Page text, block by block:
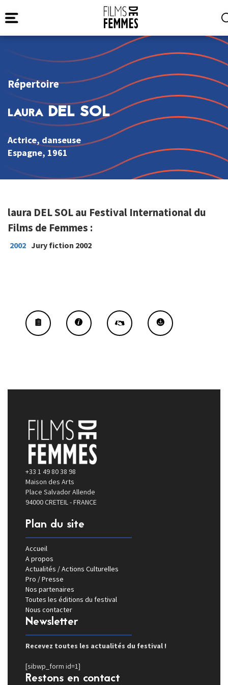
Répertoire
laura DEL SOL
Actrice, danseuse
Espagne, 1961
laura DEL SOL au Festival International du
Films de Femmes :
2002 Jury fiction 2002
+33 1 49 80 38 98
Maison des Arts
Place Salvador Allende
94000 CRETEIL - FRANCE
Plan du site
Accueil
A propos
Actualités / Actions Culturelles
Pro / Presse
Nos partenaires
Toutes les éditions du festival
Nous contacter
Newsletter
Recevez toutes les actualités du festival !
[sibwp_form id=1]
Restons en contact